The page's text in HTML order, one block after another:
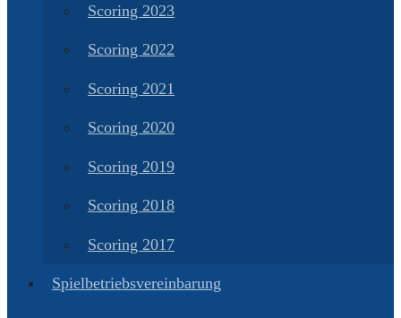
Scoring 2023
Scoring 2022
Scoring 2021
Scoring 2020
Scoring 2019
Scoring 2018
Scoring 2017
Spielbetriebsvereinbarung